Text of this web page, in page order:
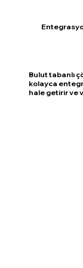
Bulut tabanlı
kolayca
hale getirir ve